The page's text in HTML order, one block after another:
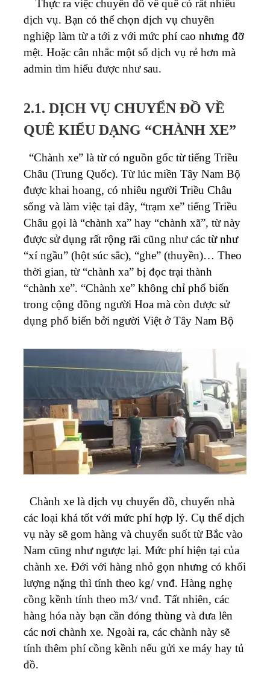
Thực ra việc chuyển đồ về quê có rất nhiều
dịch vụ. Bạn có thể chọn dịch vụ chuyên
nghiệp làm từ a tới z với mức phí cao nhưng đỡ
mệt. Hoặc cân nhắc một số dịch vụ rẻ hơn mà
admin tìm hiểu được như sau.
2.1. DỊCH VỤ CHUYỂN ĐỒ VỀ
QUÊ KIỂU DẠNG “CHÀNH XE”
“Chành xe” là từ có nguồn gốc từ tiếng Triều
Châu (Trung Quốc). Từ lúc miền Tây Nam Bộ
được khai hoang, có nhiêu người Triều Châu
sống và làm việc tại đây, “trạm xe” tiếng Triều
Châu gọi là “chành xa” hay “chành xã”, từ này
được sử dụng rất rộng rãi cũng như các từ như
“xí ngầu” (hột súc sắc), “ghe” (thuyền)… Theo
thời gian, từ “chành xa” bị đọc trại thành
“chành xe”. “Chành xe” không chỉ phổ biến
trong cộng đồng người Hoa mà còn được sử
dụng phổ biến bởi người Việt ở Tây Nam Bộ
Chành xe là dịch vụ chuyển đồ, chuyển nhà
các loại khá tốt với mức phí hợp lý. Cụ thể dịch
vụ này sẽ gom hàng và chuyển suốt từ Bắc vào
Nam cũng như ngược lại. Mức phí hiện tại của
chành xe. Đới với hàng nhỏ gọn nhưng có khối
lượng nặng thì tính theo kg/ vnđ. Hàng nghẹ
cồng kềnh tính theo m3/ vnđ. Tất nhiên, các
hàng hóa này bạn cần đóng thùng và đưa lên
các nơi chành xe. Ngoài ra, các chành này sẽ
tính thêm phí cồng kềnh nếu gửi xe máy hay tủ
đồ.